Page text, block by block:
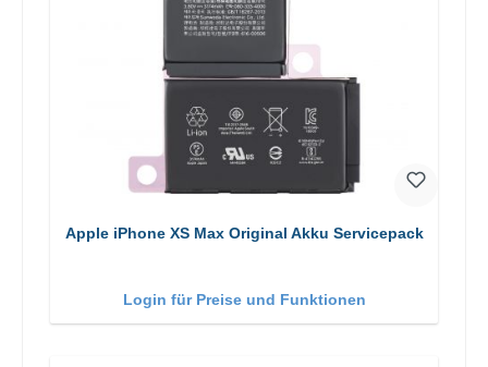
Apple iPhone XS Max Original Akku Servicepack
Login für Preise und Funktionen